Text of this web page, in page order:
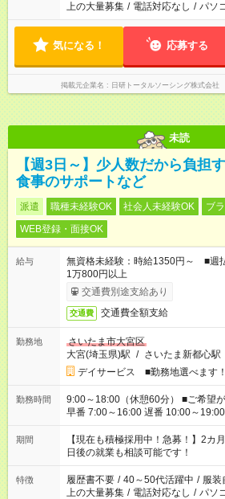
上の大量募集 / 電話対応なし / パソ
気になる！ 応募する
掲載元企業名 日研トータルソーシング株式会
未読
【週3日～】少人数だから負担
食事のサポートなど
派遣 職種未経験OK 社会人未経験OK
ブ
WEB登録・面接OK
給与
無資格未経験：時給1350円～ ■
1万800円以上
交通費別途支給あり
交通費 交通費全額支給
勤務地
さいたま市大宮区
大宮(埼玉県)駅 / さいたま新都心駅
デイサービス ■勤務地選べます
勤務時間
9:00～18:00（休憩60分） ■ご希望があれば下記シフトもOK！
早番 7:00～16:00 遅番 10:00～19:00 「家族と休みを合わせた
い」 「余裕を持って夕飯の準備が
たくない」 など、ご希望を教えてくださいね
の方へ 今ご覧のお仕事で希望する勤
の勤務時間。 合計で週40時間を超
期間
【現在も積極採用中！急募！】2
日後の就業も相談可能です！
特徴 履歴書不要 / 40～50代活躍中 / 服装
上の大量募集 / 電話対応なし / パソ